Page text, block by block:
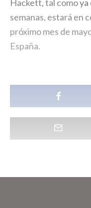
Hackett, tal comoya
semanas, estará en
próximo mes de
España.